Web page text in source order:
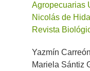
Agropecuarias
Nicolás de
Revista
Yazmín
Mariela Sántiz